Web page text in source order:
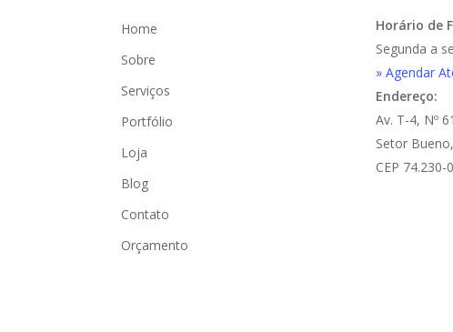
Home
Sobre
Serviços
Portfólio
Loja
Blog
Contato
Orçamento
Horário de
Segunda a
» Agendar
Endereço:
Av. T-4, Nº
Setor
CEP 74.230-